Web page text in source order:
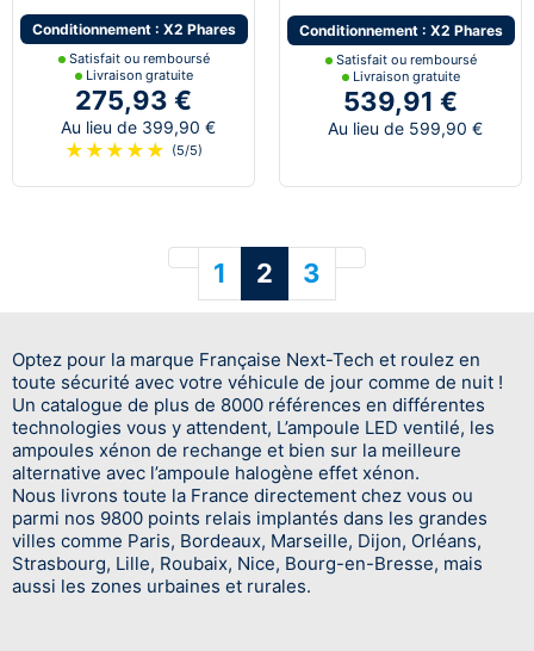
Conditionnement : X2 Phares
Satisfait ou remboursé
Livraison gratuite
275,93 €
Au lieu de 399,90 €
★ ★ ★ ★ ★ (5/5)
Conditionnement : X2 Phares
Satisfait ou remboursé
Livraison gratuite
539,91 €
Au lieu de 599,90 €
Précédent
1 2 3 Suivant
Optez pour la marque Française Next-Tech et roulez en
toute sécurité avec votre véhicule de jour comme de nuit !
Un catalogue de plus de 8000 références en différentes
technologies vous y attendent, L’ampoule LED ventilé, les
ampoules xénon de rechange et bien sur la meilleure
alternative avec l’ampoule halogène effet xénon.
Nous livrons toute la France directement chez vous ou
parmi nos 9800 points relais implantés dans les grandes
villes comme Paris, Bordeaux, Marseille, Dijon, Orléans,
Strasbourg, Lille, Roubaix, Nice, Bourg-en-Bresse, mais
aussi les zones urbaines et rurales.